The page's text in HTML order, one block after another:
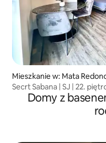
Mieszkanie w: Mata
Secrt Sabana | SJ | 22.
Domy z